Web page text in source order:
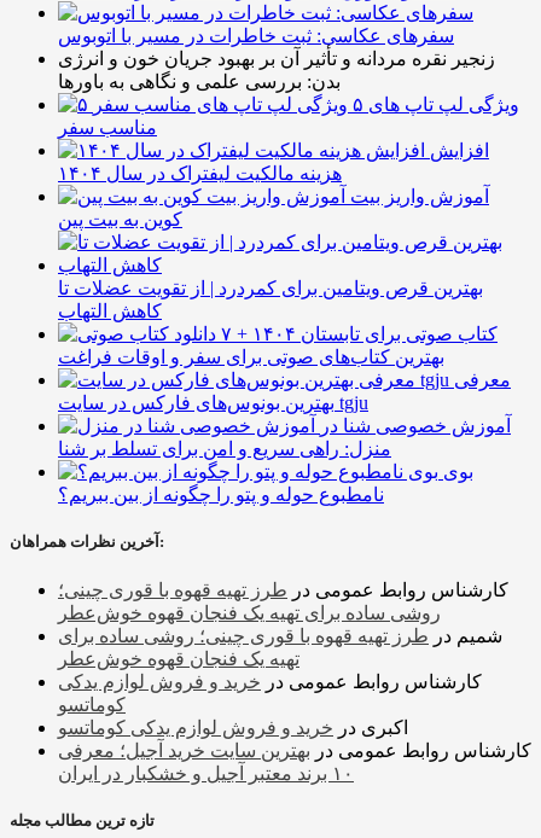
سفرهای عکاسی: ثبت خاطرات در مسیر با اتوبوس
زنجیر نقره مردانه و تأثیر آن بر بهبود جریان خون و انرژی
بدن: بررسی علمی و نگاهی به باورها
۵ ویژگی لپ تاپ های
مناسب سفر
افزایش
هزینه مالکیت لیفتراک در سال ۱۴۰۴
آموزش واریز بیت
کوین به بیت پین
بهترین قرص ویتامین برای کمردرد | از تقویت عضلات تا
کاهش التهاب
۷ کتاب صوتی برای تابستان ۱۴۰۴ +
بهترین کتاب‌های صوتی برای سفر و اوقات فراغت
معرفی
بهترین بونوس‌های فارکس در سایت tgju
آموزش خصوصی شنا در
منزل: راهی سریع و امن برای تسلط بر شنا
بوی
نامطبوع حوله و پتو را چگونه از بین ببریم؟
آخرین نظرات همراهان:
کارشناس روابط عمومی در طرز تهیه قهوه با قوری چینی؛
روشی ساده برای تهیه یک فنجان قهوه خوش‌عطر
شمیم در طرز تهیه قهوه با قوری چینی؛ روشی ساده برای
تهیه یک فنجان قهوه خوش‌عطر
کارشناس روابط عمومی در خرید و فروش لوازم یدکی
کوماتسو
اکبری در خرید و فروش لوازم یدکی کوماتسو
کارشناس روابط عمومی در بهترین سایت خرید آجیل؛ معرفی
۱۰ برند معتبر آجیل و خشکبار در ایران
تازه ترین مطالب مجله